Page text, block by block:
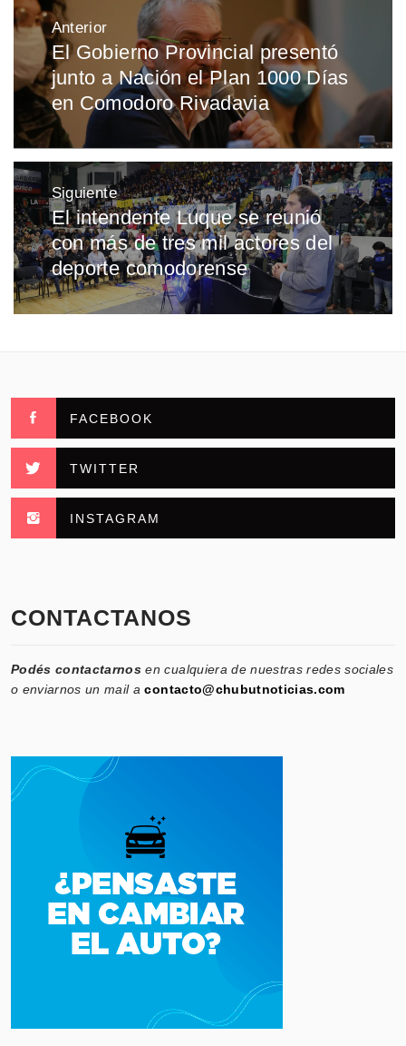
Navegación
de
entradas
Anterior
Entrada
anterior:
El Gobierno Provincial presentó
junto a Nación el Plan 1000 Días
en Comodoro Rivadavia
Siguiente
Entrada
siguiente:
El intendente Luque se reunió
con más de tres mil actores del
deporte comodorense
FACEBOOK
TWITTER
INSTAGRAM
CONTACTANOS
Podés contactarnos en cualquiera de nuestras redes sociales
o enviarnos un mail acontacto@chubutnoticias.com